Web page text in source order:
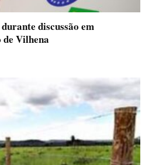
discussão em
Vilhena